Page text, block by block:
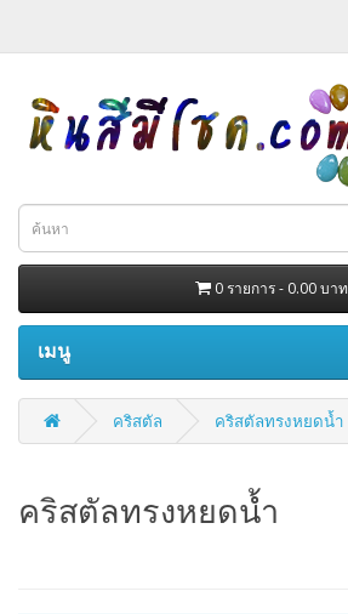
0 รายการ - 0.00 บาท
เมนู
คริสตัล คริสตัลทรงหยดน้ำ
คริสตัลทรงหยดน้ำ